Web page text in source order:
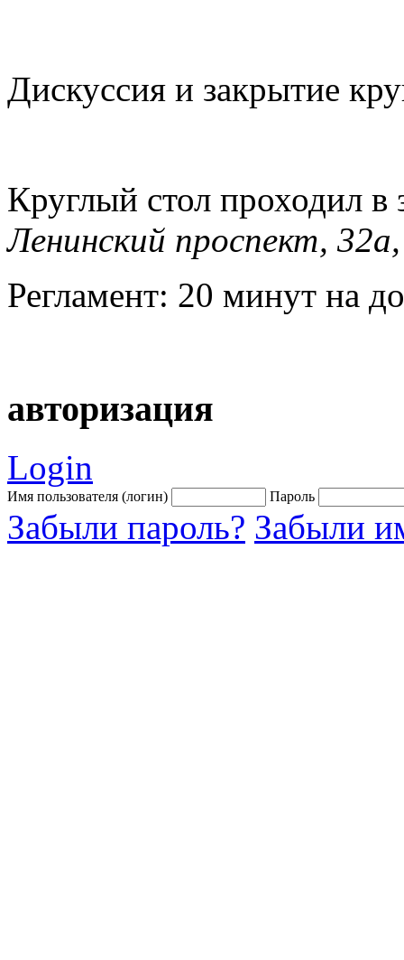
Дискуссия и закрытие
Круглый стол проходил
Ленинский проспект,
Регламент: 20 минут на
авторизация
Login
Имя пользователя (логин) Пароль
Забыли пароль? Забыли